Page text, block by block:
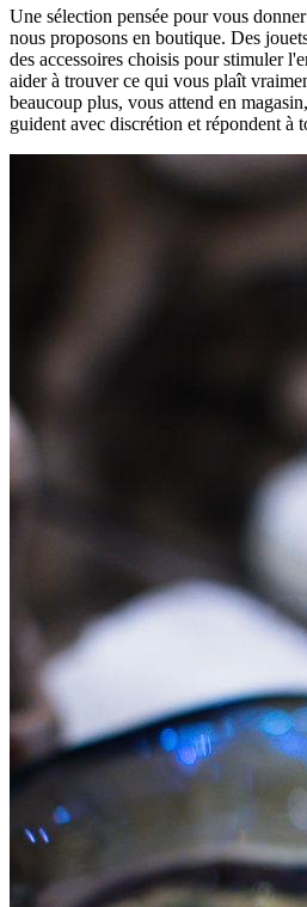
Une sélection pensée pour vous
nous proposons en boutique. Des
des accessoires choisis pour stimuler
aider à trouver ce qui vous plaît
beaucoup plus, vous attend en
guident avec discrétion et répondent à